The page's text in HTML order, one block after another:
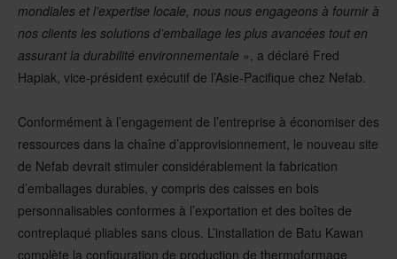
mondiales et l’expertise locale, nous nous engageons à fournir à
nos clients les solutions d’emballage les plus avancées tout en
assurant la durabilité environnementale », a déclaré Fred
Hapiak, vice-président exécutif de l’Asie-Pacifique chez Nefab.
Conformément à l’engagement de l’entreprise à économiser des
ressources dans la chaîne d’approvisionnement, le nouveau site
de Nefab devrait stimuler considérablement la fabrication
d’emballages durables, y compris des caisses en bois
personnalisables conformes à l’exportation et des boîtes de
contreplaqué pliables sans clous. L’installation de Batu Kawan
complète la configuration de production de thermoformage